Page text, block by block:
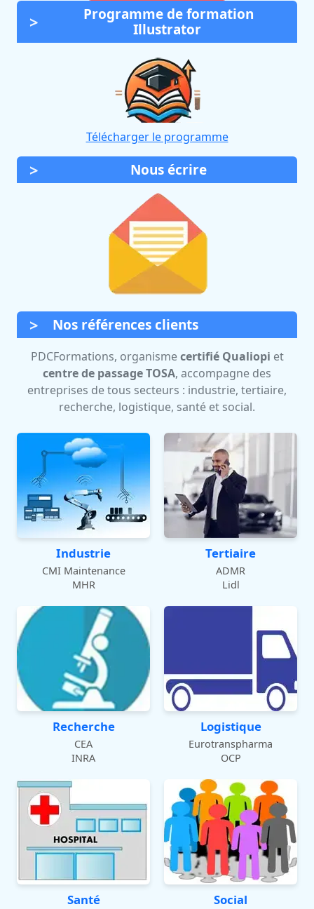
Programme de formation
Illustrator
Télécharger le programme
Nous écrire
Nos références clients
PDCFormations, organismecertifié Qualiopi et
centre de passage TOSA, accompagne des
entreprises de tous secteurs : industrie, tertiaire,
recherche, logistique, santé et social.
Industrie
CMI Maintenance
MHR
Tertiaire
ADMR
Lidl
Recherche
CEA
INRA
Logistique
Eurotranspharma
OCP
Santé Social